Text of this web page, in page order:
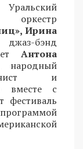
оркестр
Ирина
бэнд
Антона
народный
и
вместе с
фестиваль